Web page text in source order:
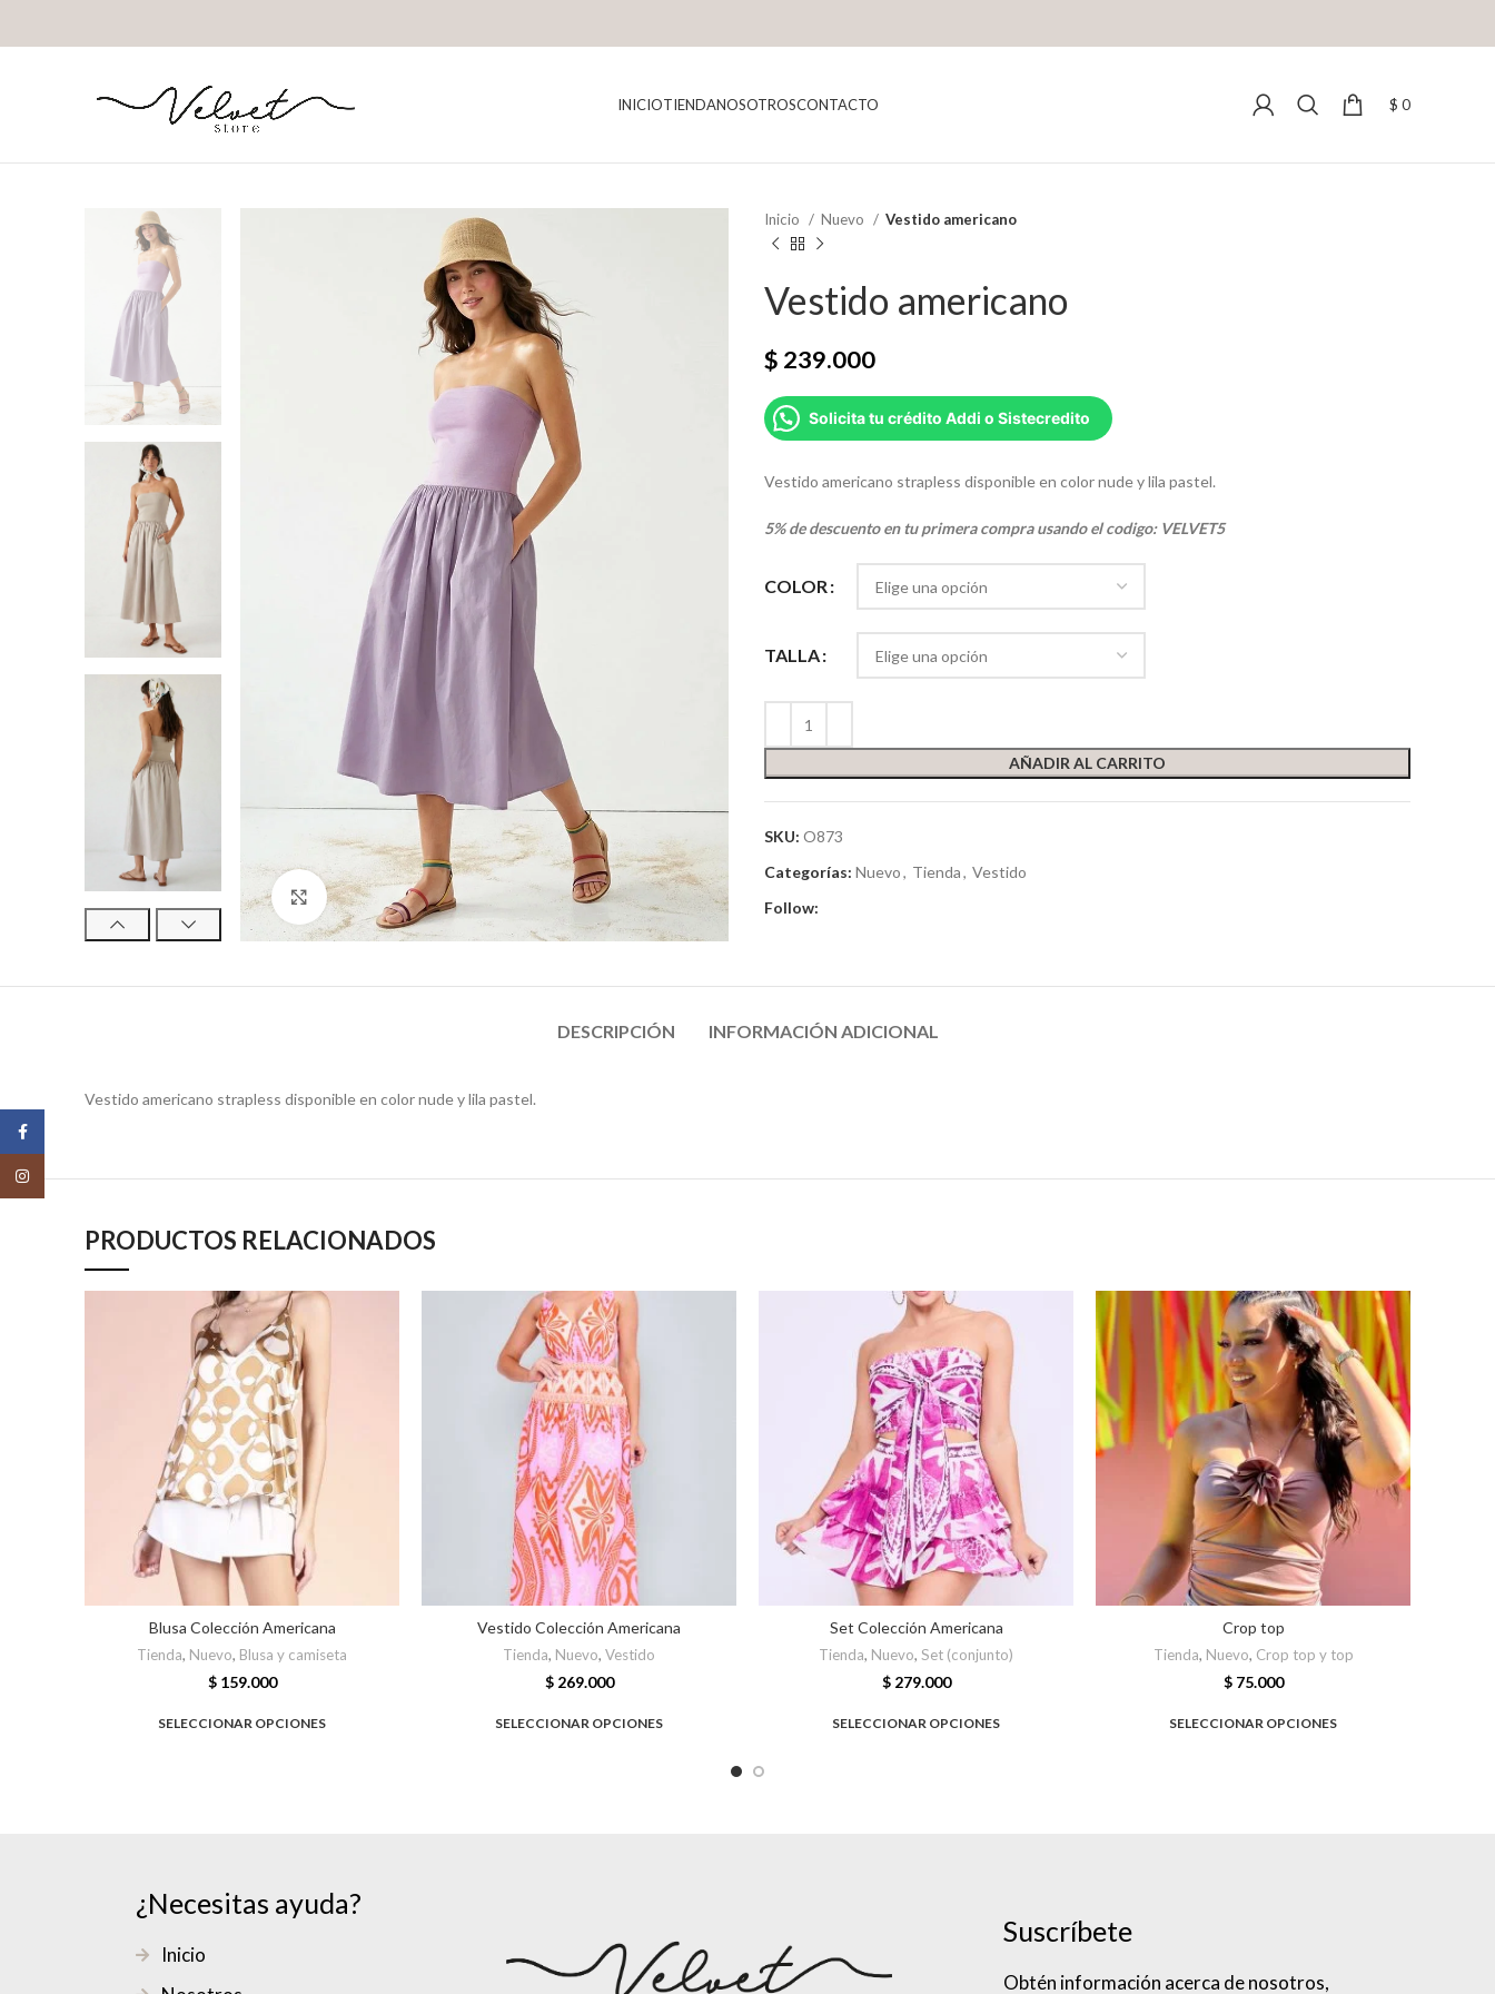
INICIOTIENDANOSOTROSCONTACTO $ 0
Click para agrandar
Inicio Nuevo Vestido americano
Vestido americano
$ 239.000
Solicita tu crédito Addi o Sistecredito
Vestido americano strapless disponible en color nude y lila pastel.
5% de descuento en tu primera compra usando el codigo: VELVET5
COLOR
TALLA
AÑADIR AL CARRITO
SKU: O873
Categorías: Nuevo, Tienda, Vestido
Follow:
DESCRIPCIÓN INFORMACIÓN ADICIONAL
Vestido americano strapless disponible en color nude y lila pastel.
PRODUCTOS RELACIONADOS
Blusa Colección Americana
Tienda, Nuevo, Blusa y camiseta
$159.000
SELECCIONAR OPCIONES
Vestido Colección Americana
Tienda, Nuevo, Vestido
$269.000
SELECCIONAR OPCIONES
Set Colección Americana
Tienda, Nuevo, Set (conjunto)
$279.000
SELECCIONAR OPCIONES
Crop top
Tienda, Nuevo, Crop top y top
$75.000
SELECCIONAR OPCIONES
¿Necesitas ayuda?
Inicio
Suscríbete
Obtén información acerca de nosotros,
Instagram